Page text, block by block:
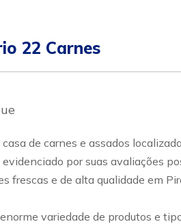
22 Carnes
de carnes e assados
por suas avaliações
frescas e de alta qualidade em
variedade de produtos e